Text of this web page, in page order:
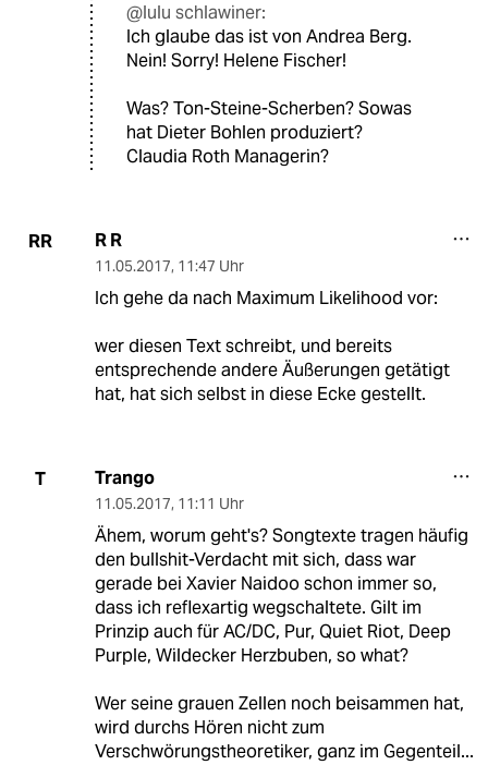
@lulu schlawiner:
Ich glaube das ist von Andrea Berg.
Nein! Sorry! Helene Fischer!
Was? Ton-Steine-Scherben? Sowas
hat Dieter Bohlen produziert?
Claudia Roth Managerin?
RR R R
11.05.2017, 11:47 Uhr
Ich gehe da nach Maximum Likelihood vor:
wer diesen Text schreibt, und bereits
entsprechende andere Äußerungen getätigt
hat, hat sich selbst in diese Ecke gestellt.
T Trango
11.05.2017, 11:11 Uhr
Ähem, worum geht's? Songtexte tragen häufig
den bullshit-Verdacht mit sich, dass war
gerade bei Xavier Naidoo schon immer so,
dass ich reflexartig wegschaltete. Gilt im
Prinzip auch für AC/DC, Pur, Quiet Riot, Deep
Purple, Wildecker Herzbuben, so what?
Wer seine grauen Zellen noch beisammen hat,
wird durchs Hören nicht zum
Verschwörungstheoretiker, ganz im Gegenteil...